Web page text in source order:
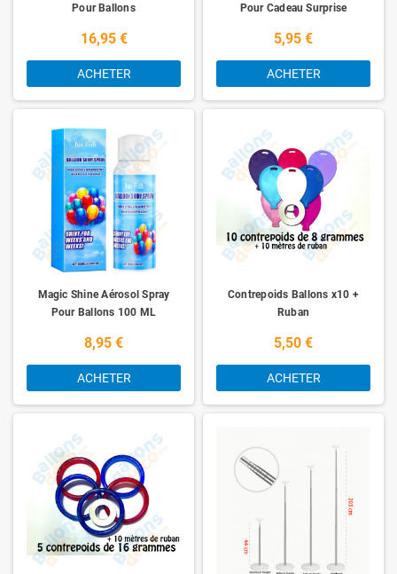
Pour Ballons
16,95 €
ACHETER
Pour Cadeau Surprise
5,95 €
ACHETER
Magic Shine Aérosol Spray
Pour Ballons 100 ML
8,95 €
ACHETER
Contrepoids Ballons x10 +
Ruban
5,50 €
ACHETER